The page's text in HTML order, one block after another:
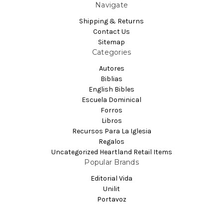
Navigate
Shipping & Returns
Contact Us
Sitemap
Categories
Autores
Biblias
English Bibles
Escuela Dominical
Forros
Libros
Recursos Para La Iglesia
Regalos
Uncategorized Heartland Retail Items
Popular Brands
Editorial Vida
Unilit
Portavoz